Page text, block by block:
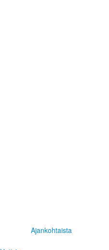
Ajankohtaista